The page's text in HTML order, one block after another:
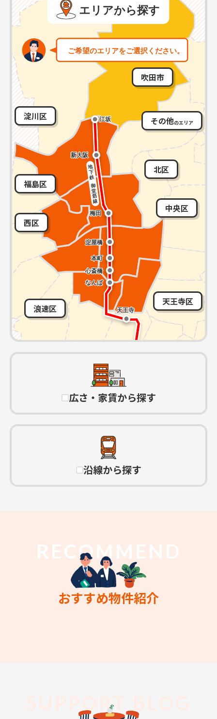
吹田市
その他のエリア
淀川区
北区
福島区
中央区
西区
天王寺区
浪速区
広さ・家賃から探す
沿線から探す
RECOMMEND
おすすめ物件紹介
SUPPORT BLOG